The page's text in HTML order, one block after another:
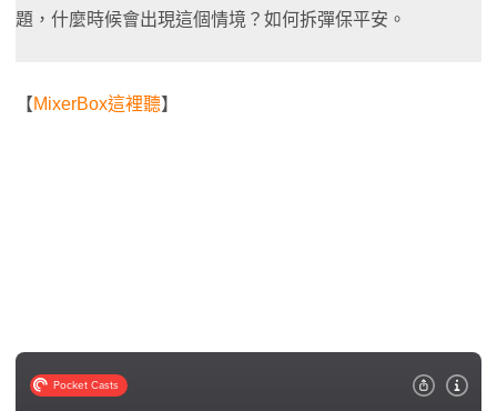
題，什麼時候會出現這個情境？如何拆彈保平安。
【MixerBox這裡聽】